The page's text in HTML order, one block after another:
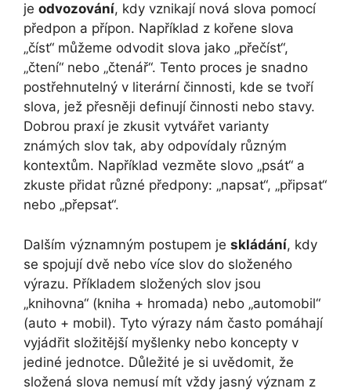
je odvozování, kdy vznikají nová slova pomocí
předpon a přípon. Například z kořene slova
„číst“ můžeme odvodit slova jako „přečíst“,
„čtení“ nebo „čtenář“. Tento proces je snadno
postřehnutelný v literární činnosti, kde se tvoří
slova, jež přesněji definují činnosti nebo stavy.
Dobrou praxí je zkusit vytvářet varianty
známých slov tak, aby odpovídaly různým
kontextům. Například vezměte slovo „psát“ a
zkuste přidat různé předpony: „napsat“, „připsat“
nebo „přepsat“.
Dalším významným postupem je skládání, kdy
se spojují dvě nebo více slov do složeného
výrazu. Příkladem složených slov jsou
„knihovna“ (kniha + hromada) nebo „automobil“
(auto + mobil). Tyto výrazy nám často pomáhají
vyjádřit složitější myšlenky nebo koncepty v
jediné jednotce. Důležité je si uvědomit, že
složená slova nemusí mít vždy jasný význam z